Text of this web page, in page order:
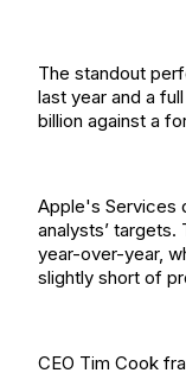
The standout
last year and a
billion against a
Apple's Services
analysts’
year-over-year,
slightly short of
CEO Tim Cook